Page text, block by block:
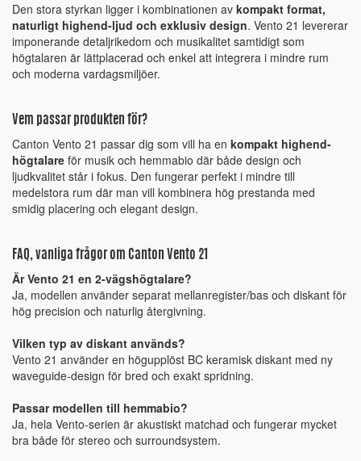
Den stora styrkan ligger i kombinationen av kompakt format,
naturligt highend-ljud och exklusiv design. Vento 21 levererar
imponerande detaljrikedom och musikalitet samtidigt som
högtalaren är lättplacerad och enkel att integrera i mindre rum
och moderna vardagsmiljöer.
Vem passar produkten för?
Canton Vento 21 passar dig som vill ha en kompakt highend-
högtalare för musik och hemmabio där både design och
ljudkvalitet står i fokus. Den fungerar perfekt i mindre till
medelstora rum där man vill kombinera hög prestanda med
smidig placering och elegant design.
FAQ, vanliga frågor om Canton Vento 21
Är Vento 21 en 2-vägshögtalare?
Ja, modellen använder separat mellanregister/bas och diskant för
hög precision och naturlig återgivning.
Vilken typ av diskant används?
Vento 21 använder en högupplöst BC keramisk diskant med ny
waveguide-design för bred och exakt spridning.
Passar modellen till hemmabio?
Ja, hela Vento-serien är akustiskt matchad och fungerar mycket
bra både för stereo och surroundsystem.